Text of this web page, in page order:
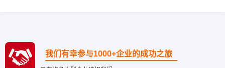
我们有幸参与1000+企业的成功之旅